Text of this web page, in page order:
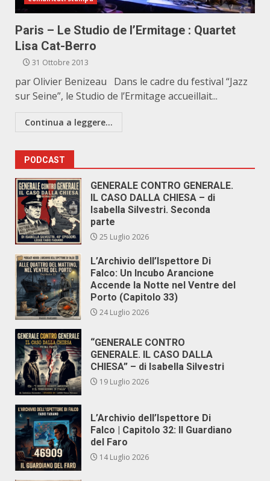
Paris – Le Studio de l’Ermitage : Quartet
Lisa Cat-Berro
31 Ottobre 2013
par Olivier Benizeau Dans le cadre du festival “Jazz
sur Seine”, le Studio de l’Ermitage accueillait...
Continua a leggere...
PODCAST
GENERALE CONTRO GENERALE.
IL CASO DALLA CHIESA – di
Isabella Silvestri. Seconda
parte
25 Luglio 2026
L’Archivio dell’Ispettore Di
Falco: Un Incubo Arancione
Accende la Notte nel Ventre del
Porto (Capitolo 33)
24 Luglio 2026
“GENERALE CONTRO
GENERALE. IL CASO DALLA
CHIESA” – di Isabella Silvestri
19 Luglio 2026
L’Archivio dell’Ispettore Di
Falco | Capitolo 32: Il Guardiano
del Faro
14 Luglio 2026